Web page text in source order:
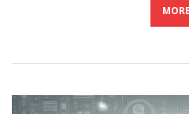
MORE